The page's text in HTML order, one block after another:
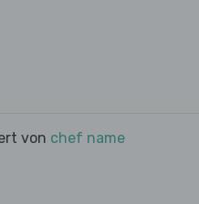
von chef name